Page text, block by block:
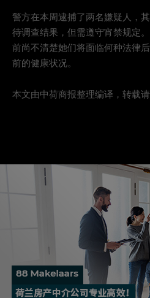
警方在本周逮捕了两名嫌疑人，
待调查结果，但需遵守宵禁规定
前尚不清楚她们将面临何种法律
前的健康状况。
本文由中荷商报整理编译，转载请